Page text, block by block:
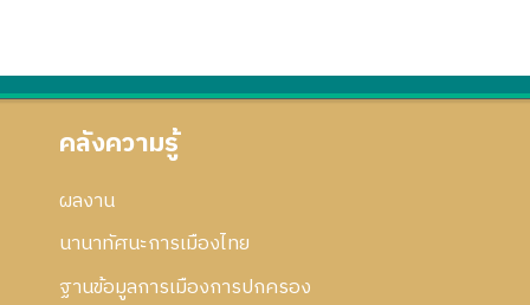
ไ
ร
แ
ก
า
คลังความรู้
ผลงาน
นานาทัศนะการเมืองไทย
ฐานข้อมูลการเมืองการปกครอง